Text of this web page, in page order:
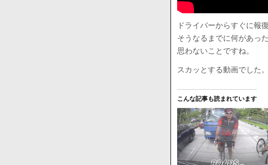
ドライバーからすぐに報
そうなるまでに何があっ
思わないことですね。
スカッとする動画でした。
こんな記事も読まれています